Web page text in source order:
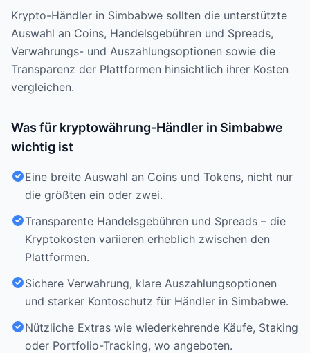
Krypto-Händler in Simbabwe sollten die unterstützte
Auswahl an Coins, Handelsgebühren und Spreads,
Verwahrungs- und Auszahlungsoptionen sowie die
Transparenz der Plattformen hinsichtlich ihrer Kosten
vergleichen.
Was für kryptowährung-Händler in Simbabwe
wichtig ist
Eine breite Auswahl an Coins und Tokens, nicht nur
die größten ein oder zwei.
Transparente Handelsgebühren und Spreads – die
Kryptokosten variieren erheblich zwischen den
Plattformen.
Sichere Verwahrung, klare Auszahlungsoptionen
und starker Kontoschutz für Händler in Simbabwe.
Nützliche Extras wie wiederkehrende Käufe, Staking
oder Portfolio-Tracking, wo angeboten.